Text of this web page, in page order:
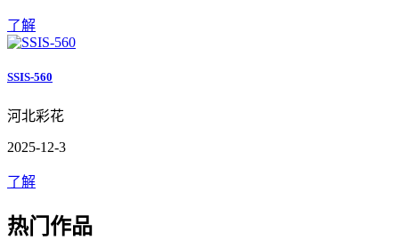
了解
SSIS-560
河北彩花
2025-12-3
了解
热门作品